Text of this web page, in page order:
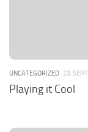
UNCATEGORIZED 23.
Playing it Cool